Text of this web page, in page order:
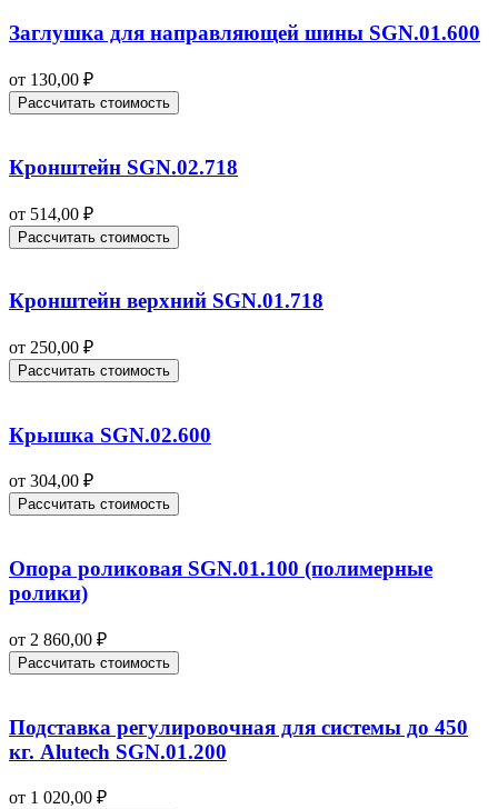
Заглушка для направляющей шины SGN.01.600
от 130,00 ₽
Рассчитать стоимость
Кронштейн SGN.02.718
от 514,00 ₽
Рассчитать стоимость
Кронштейн верхний SGN.01.718
от 250,00 ₽
Рассчитать стоимость
Крышка SGN.02.600
от 304,00 ₽
Рассчитать стоимость
Опора роликовая SGN.01.100 (полимерные
ролики)
от 2 860,00 ₽
Рассчитать стоимость
Подставка регулировочная для системы до 450
кг. Alutech SGN.01.200
от 1 020,00 ₽